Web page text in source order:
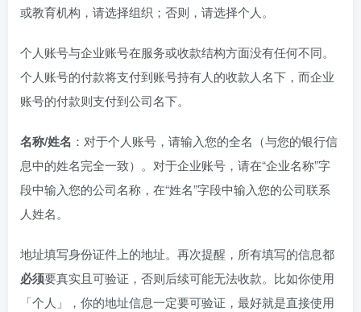
或教育机构，请选择组织；否则，请选择个人。
个人账号与企业账号在服务或收款结构方面没有任何不同。
个人账号的付款将支付到账号持有人的收款人名下，而企业
账号的付款则支付到公司名下。
名称/姓名 ：对于个人账号，请输入您的全名（与您的银行信
息中的姓名完全一致）。对于企业账号，请在“企业名称”字
段中输入您的公司名称，在“姓名”字段中输入您的公司联系
人姓名。
地址填写身份证件上的地址。再次提醒，所有填写的信息都
必须要真实且可验证，否则后续可能无法收款。比如你使用
「个人」，你的地址信息一定要可验证，最好就是直接使用